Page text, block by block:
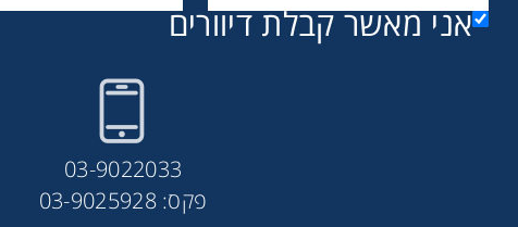
אני מאשר קבלת דיוורים
03-9022033
פקס: 03-9025928